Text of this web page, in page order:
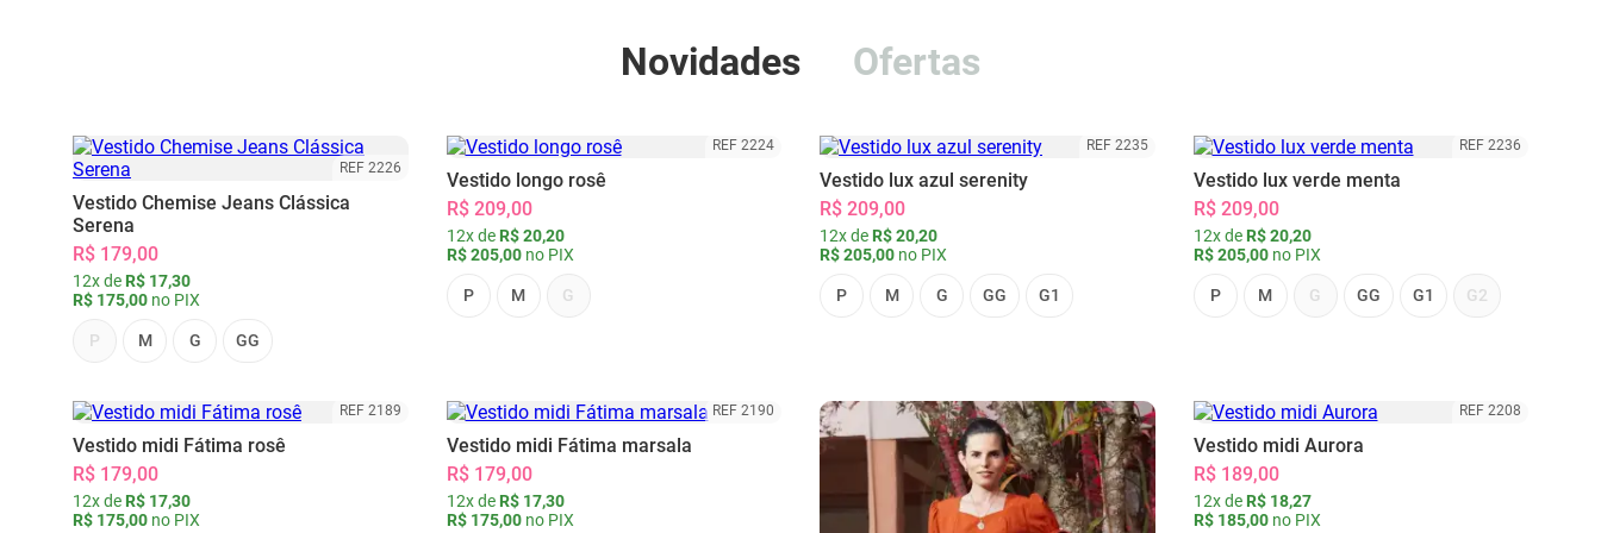
Novidades Ofertas
REF 2226
Vestido Chemise Jeans Clássica
Serena
R$ 179,00
12x de R$ 17,30
R$ 175,00 no PIX
P M G GG
REF 2224
Vestido longo rosê
R$ 209,00
12x de R$ 20,20
R$ 205,00no PIX
P M G
REF 2235
Vestido lux azul serenity
R$ 209,00
12x de R$ 20,20
R$ 205,00 no PIX
P M G GG G1
REF 2236
Vestido lux verde menta
R$ 209,00
12x de R$ 20,20
R$ 205,00no PIX
P M G GG G1 G2
REF 2189
Vestido midi Fátima rosê
R$ 179,00
12x de R$ 17,30
R$ 175,00 no PIX
REF 2190
Vestido midi Fátima marsala
R$ 179,00
12x de R$ 17,30
R$ 175,00no PIX
REF 2208
Vestido midi Aurora
R$ 189,00
12x de R$ 18,27
R$ 185,00no PIX